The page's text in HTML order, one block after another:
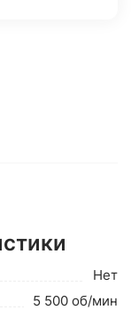
Нет
5 500 об/мин